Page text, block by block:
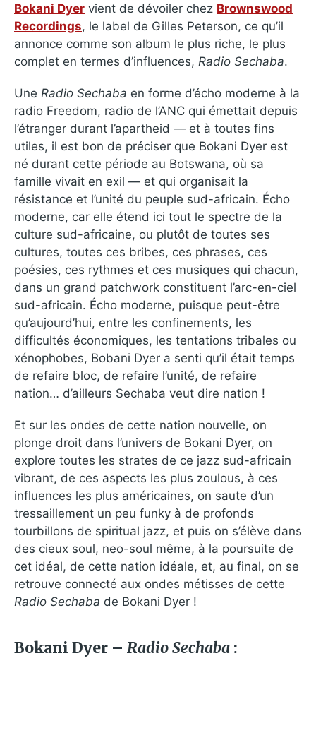
Bokani Dyer vient de dévoiler chez Brownswood
Recordings, le label de Gilles Peterson, ce qu’il
annonce comme son album le plus riche, le plus
complet en termes d’influences, Radio Sechaba.
Une Radio Sechaba en forme d’écho moderne à la
radio Freedom, radio de l’ANC qui émettait depuis
l’étranger durant l’apartheid — et à toutes fins
utiles, il est bon de préciser que Bokani Dyer est
né durant cette période au Botswana, où sa
famille vivait en exil — et qui organisait la
résistance et l’unité du peuple sud-africain. Écho
moderne, car elle étend ici tout le spectre de la
culture sud-africaine, ou plutôt de toutes ses
cultures, toutes ces bribes, ces phrases, ces
poésies, ces rythmes et ces musiques qui chacun,
dans un grand patchwork constituent l’arc-en-ciel
sud-africain. Écho moderne, puisque peut-être
qu’aujourd’hui, entre les confinements, les
difficultés économiques, les tentations tribales ou
xénophobes, Bobani Dyer a senti qu’il était temps
de refaire bloc, de refaire l’unité, de refaire
nation… d’ailleurs Sechaba veut dire nation !
Et sur les ondes de cette nation nouvelle, on
plonge droit dans l’univers de Bokani Dyer, on
explore toutes les strates de ce jazz sud-africain
vibrant, de ces aspects les plus zoulous, à ces
influences les plus américaines, on saute d’un
tressaillement un peu funky à de profonds
tourbillons de spiritual jazz, et puis on s’élève dans
des cieux soul, neo-soul même, à la poursuite de
cet idéal, de cette nation idéale, et, au final, on se
retrouve connecté aux ondes métisses de cette
Radio Sechaba de Bokani Dyer !
Bokani Dyer – Radio Sechaba :